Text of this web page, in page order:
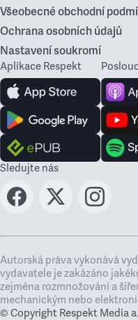
Všeobecné obchodní
Ochrana osobních údajů
Nastavení soukromí
Aplikace Respekt
Sledujte nás
Autorská práva vykonává
vydavatele je zakázáno
zejména rozmnožování a
mechanickým nebo
© Copyright Respekt Media